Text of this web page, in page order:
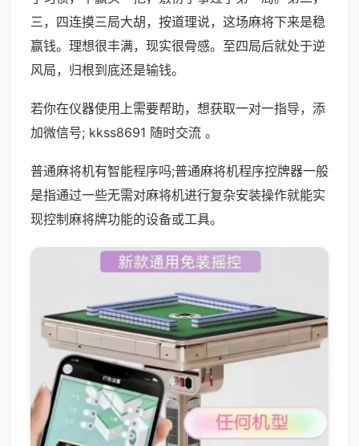
三，四连摸三局大胡，按道理说，这场麻将下来是稳
赢钱。理想很丰满，现实很骨感。至四局后就处于逆
风局，归根到底还是输钱。
若你在仪器使用上需要帮助，想获取一对一指导，添
加微信号; kkss8691 随时交流 。
普通麻将机有智能程序吗;普通麻将机程序控牌器一般
是指通过一些无需对麻将机进行复杂安装操作就能实
现控制麻将牌功能的设备或工具。